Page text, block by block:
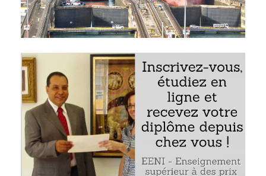
Les accords du Nicaragua avec Taïwan, le
Mexique
République dominicaine(CAFTA-DR)
Les accords de l’Amérique centrale : le Chili, le
Panama, la République dominicaine
L’accord d’association UE-Amérique centrale
Les accords de portée partielle avec la Colombie et
le Venezuela